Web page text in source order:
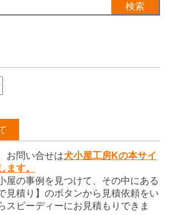
お問い合せは犬小屋工房Kの本サイ
ます。
屋の事例を見つけて、その中にある
見積り】のボタンから見積依頼をい
スピーディーにお見積もりできま